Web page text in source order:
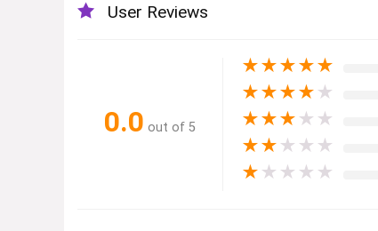
User Reviews
0.0 out of 5
★★★★★
★★★★ ★
★★★ ★ ★
★★ ★ ★ ★
★ ★ ★ ★ ★